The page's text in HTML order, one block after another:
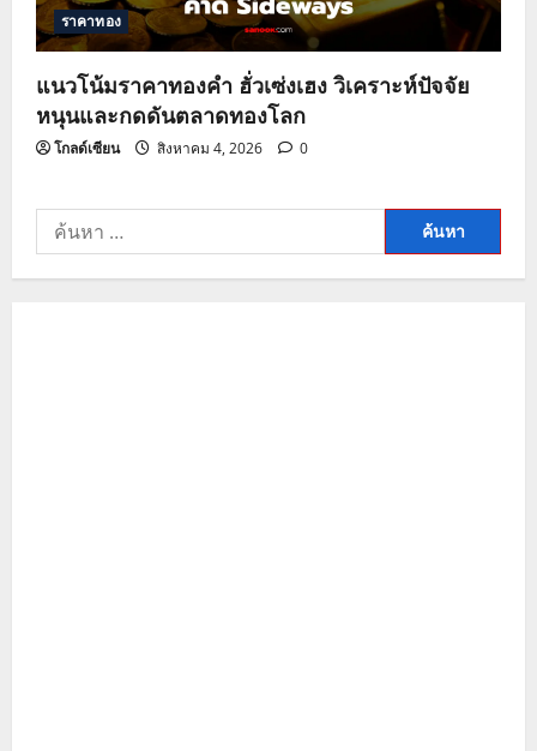
ราคาทอง
แนวโน้มราคาทองคำ ฮั่วเซ่งเฮง วิเคราะห์ปัจจัย
หนุนและกดดันตลาดทองโลก
โกลด์เซียน สิงหาคม 4, 2026 0
ค้นหา
สำหรับ: